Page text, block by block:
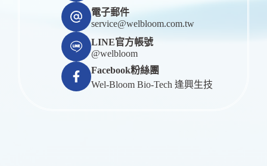
電子郵件
service@welbloom.com.tw
LINE官方帳號
@welbloom
Facebook粉絲團
Wel-Bloom Bio-Tech 逢興生技